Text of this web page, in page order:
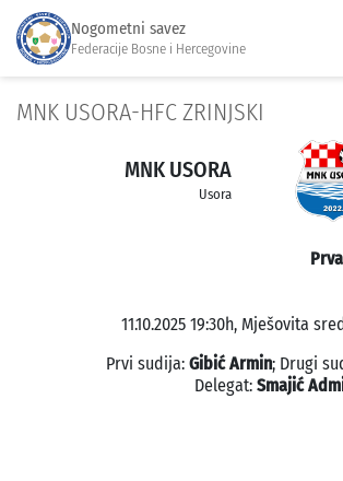
Nogometni savez
Federacije Bosne i Hercegovine
MNK USORA-HFC ZRINJSKI
MNK USORA
Usora
11.10.2025 19:30h, Mješovita
Prvi sudija: Gibić Armin; Drugi
Delegat: Smajić